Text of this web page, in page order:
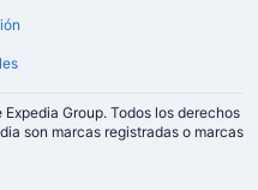
Group. Todos los derechos
son marcas registradas o marcas